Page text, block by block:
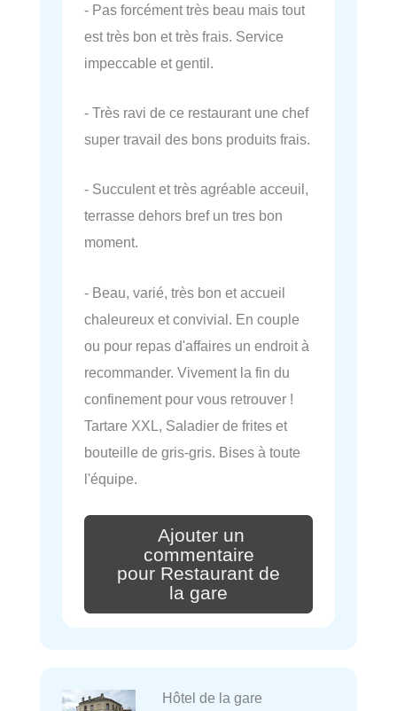
- Pas forcément très beau mais tout
est très bon et très frais. Service
impeccable et gentil.
- Très ravi de ce restaurant une chef
super travail des bons produits frais.
- Succulent et très agréable acceuil,
terrasse dehors bref un tres bon
moment.
- Beau, varié, très bon et accueil
chaleureux et convivial. En couple
ou pour repas d'affaires un endroit à
recommander. Vivement la fin du
confinement pour vous retrouver !
Tartare XXL, Saladier de frites et
bouteille de gris-gris. Bises à toute
l'équipe.
Ajouter un
commentaire
pour Restaurant de
la gare
Hôtel de la gare